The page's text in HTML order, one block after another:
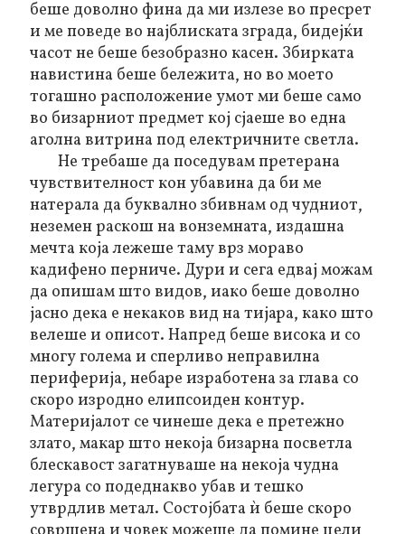
беше доволно фина да ми излезе во пресрет
и ме поведе во најблиската зграда, бидејќи
часот не беше безобразно касен. Збирката
навистина беше бележита, но во моето
тогашно расположение умот ми беше само
во бизарниот предмет кој сјаеше во една
аголна витрина под електричните светла.
Не требаше да поседувам претерана
чувствителност кон убавина да би ме
натерала да буквално збивнам од чудниот,
неземен раскош на вонземната, издашна
мечта која лежеше таму врз мораво
кадифено перниче. Дури и сега едвај можам
да опишам што видов, иако беше доволно
јасно дека е некаков вид на тијара, како што
велеше и описот. Напред беше висока и со
многу голема и сперливо неправилна
периферија, небаре изработена за глава со
скоро изродно елипсоиден контур.
Материјалот се чинеше дека е претежно
злато, макар што некоја бизарна посветла
блескавост загатнуваше на некоја чудна
легура со подеднакво убав и тешко
утврдлив метал. Состојбата ѝ беше скоро